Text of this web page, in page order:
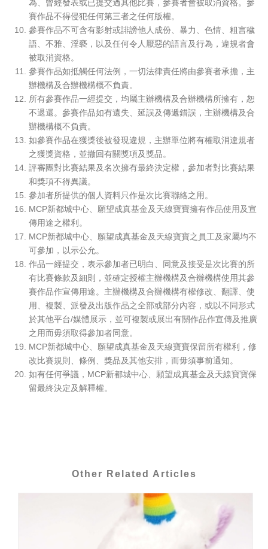
為、曾經發表或已提交過其他比賽，參賽者會被取消資格。參
賽作品不得侵犯任何第三者之任何版權。
參賽作品不可含有影射或誹謗他人成份、暴力、色情、粗言穢
語、不雅、淫褻，以及任何令人厭惡的語言及行為，違規者會
被取消資格。
參賽作品如抵觸任何法例，一切法律責任將由參賽者承擔，主
辦機構及合辦機構概不負責。
所有參賽作品一經提交，均屬主辦機構及合辦機構所擁有，恕
不退還。參賽作品如有遺失、延誤及傳遞錯誤，主辦機構及合
辦機構概不負責。
如參賽作品在獲獎後被發現違規，主辦單位將有權取消違規者
之獲獎資格，並撤回有關獎項及獎品。
評審團對比賽結果及名次擁有最終決定權，參加者對比賽結果
和獎項不得異議。
參加者所提供的個人資料只作是次比賽聯絡之用。
MCP新都城中心、願望成真基金及天線寶寶擁有作品使用及宣
傳用途之權利。
MCP新都城中心、願望成真基金及天線寶寶之員工及家屬均不
可參加，以示公允。
作品一經提交，表示參加者已明白、同意及接受是次比賽的所
有比賽條款及細則，並確定授權主辦機構及合辦機構使用其參
賽作品作宣傳用途。主辦機構及合辦機構有權修改、翻譯、使
用、複製、派發及出版作品之全部或部分內容，或以不同形式
於其他平台/媒體展示，並可複製或展出有關作品作宣傳及推廣
之用而毋須取得參加者同意。
MCP新都城中心、願望成真基金及天線寶寶保留所有權利，修
改比賽規則、條例、獎品及其他安排，而毋須事前通知。
如有任何爭議，MCP新都城中心、願望成真基金及天線寶寶保
留最終決定及解釋權。
Other Related Articles